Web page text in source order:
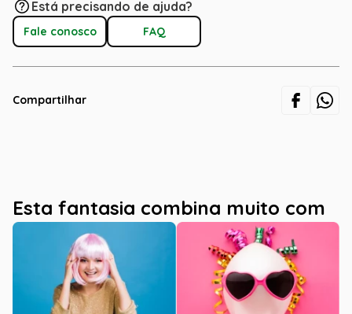
Está precisando de ajuda?
Fale conosco FAQ
Compartilhar
Esta fantasia combina muito com